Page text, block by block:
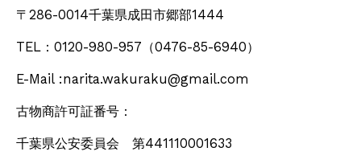
〒286-0014千葉県成田市郷部1444
TEL：0120-980-957 （0476-85-6940）
E-Mail :narita.wakuraku@gmail.com
古物商許可証番号：
千葉県公安委員会 第441110001633